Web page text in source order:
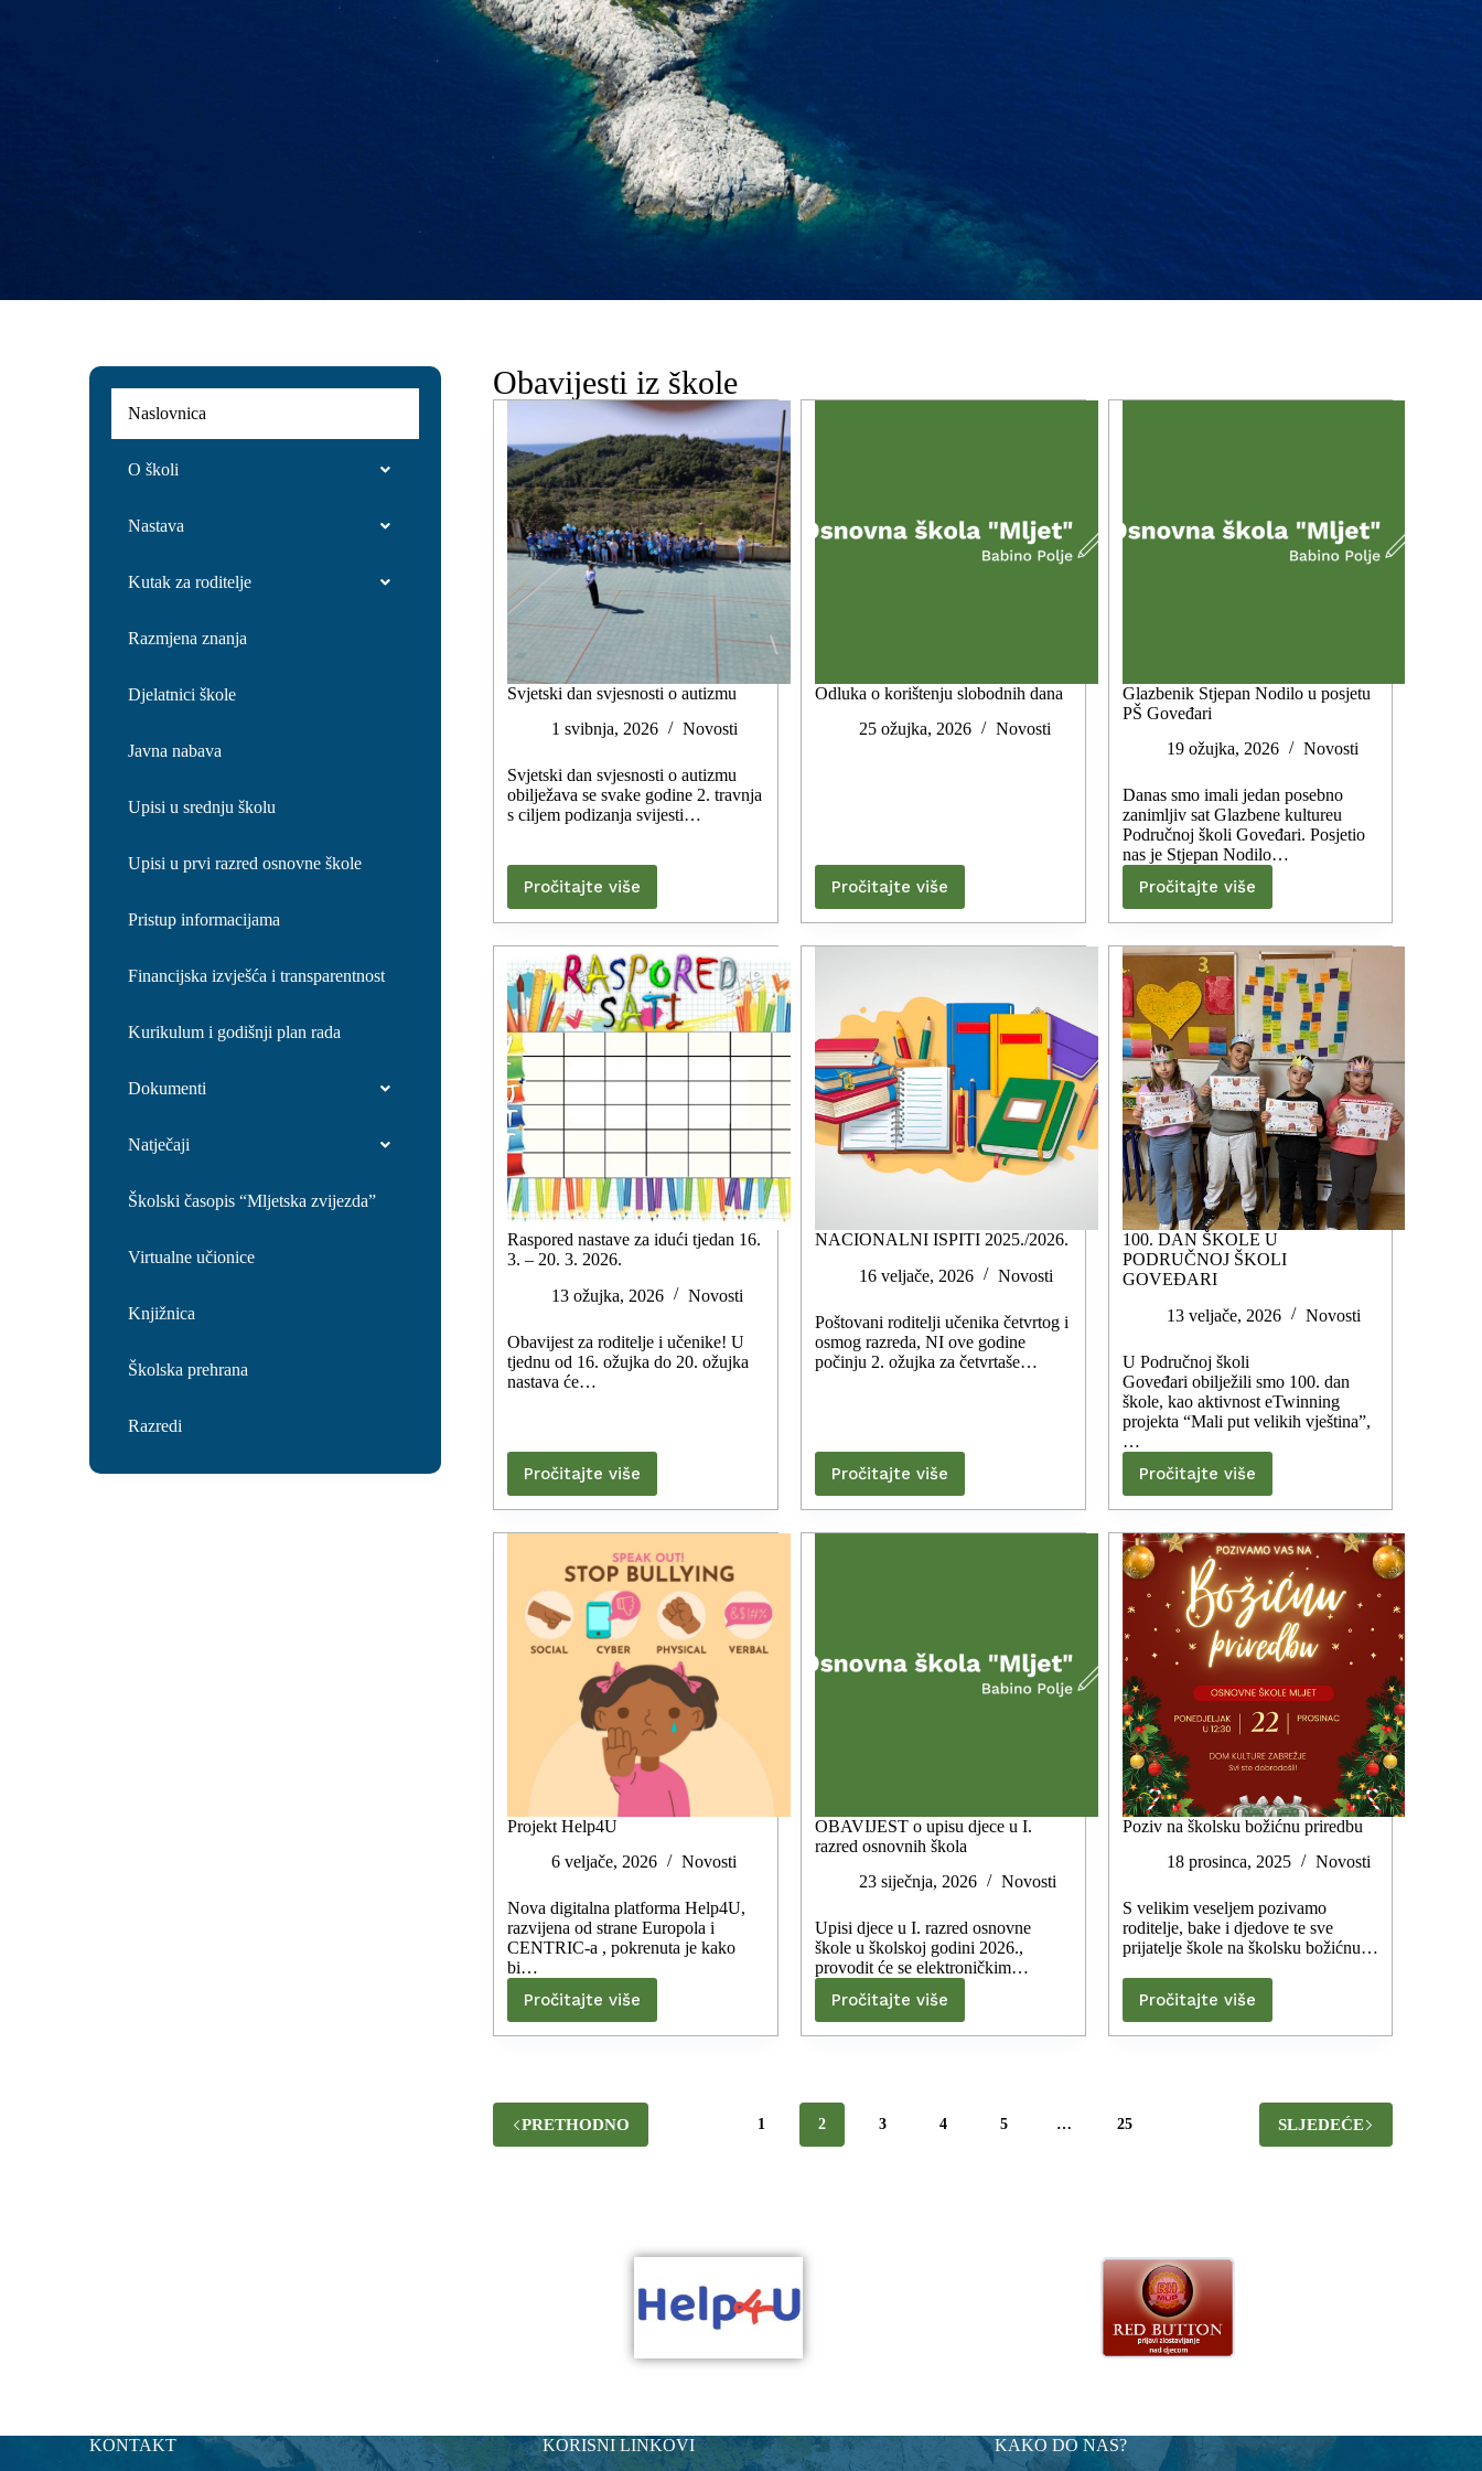
Obavijesti iz škole
Svjetski dan svjesnosti o autizmu
1 svibnja, 2026
Novosti
Svjetski dan svjesnosti o autizmu
obilježava se svake godine 2. travnja
s ciljem podizanja svijesti…
Pročitajte više
Odluka o korištenju slobodnih dana
25 ožujka, 2026
Novosti
Pročitajte više
Glazbenik Stjepan Nodilo u posjetu
PŠ Goveđari
19 ožujka, 2026
Novosti
Danas smo imali jedan posebno
zanimljiv sat Glazbene kultureu
Područnoj školi Goveđari. Posjetio
nas je Stjepan Nodilo…
Pročitajte više
Raspored nastave za idući tjedan 16.
3. – 20. 3. 2026.
13 ožujka, 2026
Novosti
Obavijest za roditelje i učenike! U
tjednu od 16. ožujka do 20. ožujka
nastava će…
Pročitajte više
NACIONALNI ISPITI 2025./2026.
16 veljače, 2026
Novosti
Poštovani roditelji učenika četvrtog i
osmog razreda, NI ove godine
počinju 2. ožujka za četvrtaše…
Pročitajte više
100. DAN ŠKOLE U
PODRUČNOJ ŠKOLI
GOVEĐARI
13 veljače, 2026
Novosti
U Područnoj školi
Goveđari obilježili smo 100. dan
škole, kao aktivnost eTwinning
projekta “Mali put velikih vještina”,
…
Pročitajte više
Projekt Help4U
6 veljače, 2026
Novosti
Nova digitalna platforma Help4U,
razvijena od strane Europola i
CENTRIC-a , pokrenuta je kako
bi…
Pročitajte više
OBAVIJEST o upisu djece u I.
razred osnovnih škola
23 siječnja, 2026
Novosti
Upisi djece u I. razred osnovne
škole u školskoj godini 2026.,
provodit će se elektroničkim…
Pročitajte više
Poziv na školsku božićnu priredbu
18 prosinca, 2025
Novosti
S velikim veseljem pozivamo
roditelje, bake i djedove te sve
prijatelje škole na školsku božićnu…
Pročitajte više
PRETHODNO 1 2 3 4 5 … 25 SLJEDEĆE
Naslovnica
O školi
Nastava
Kutak za roditelje
Razmjena znanja
Djelatnici škole
Javna nabava
Upisi u srednju školu
Upisi u prvi razred osnovne škole
Pristup informacijama
Financijska izvješća i transparentnost
Kurikulum i godišnji plan rada
Dokumenti
Natječaji
Školski časopis “Mljetska zvijezda”
Virtualne učionice
Knjižnica
Školska prehrana
Razredi
KONTAKT KORISNI LINKOVI KAKO DO NAS?